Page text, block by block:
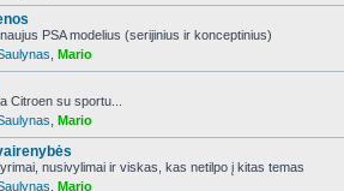
PSA modelius (serijinius ir konceptinius)
Mario
Citroen su sportu...
Mario
nusivylimai ir viskas, kas netilpo į kitas temas
Mario